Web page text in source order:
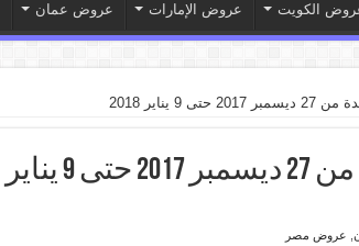
الكويت عروض الإمارات عروض عمان
9 يناير 2018
عروض كازيون الجديدة من 27 ديسمبر 2017 حتى 9 يناير
عروض مصر